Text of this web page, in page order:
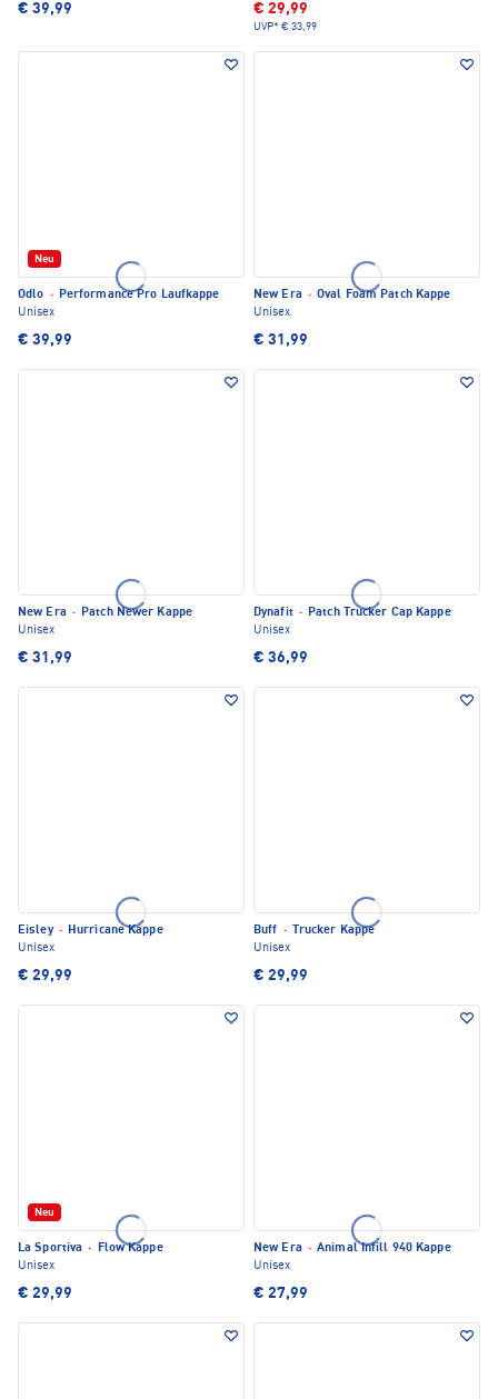
€ 39,99 € 29,99
UVP* € 33,99
Neu
Odlo · Performance Pro Laufkappe
Unisex
€ 39,99
New Era · Oval Foam Patch Kappe
Unisex
€ 31,99
New Era · Patch Newer Kappe
Unisex
€ 31,99
Dynafit · Patch Trucker Cap Kappe
Unisex
€ 36,99
Eisley · Hurricane Kappe
Unisex
€ 29,99
Buff ·
Trucker Kappe
Unisex
€ 29,99
Neu
La Sportiva ·
Flow Kappe
Unisex
€ 29,99
New Era · Animal Infill 940 Kappe
Unisex
€ 27,99